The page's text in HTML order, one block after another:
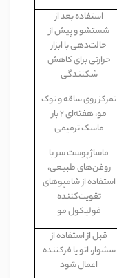
استفاده بعد از
شستشو و پیش از
حالت‌دهی با ابزار
حرارتی برای کاهش
شکنندگی
تمرکز روی ساقه و نوک
مو، هفته‌ای۲بار
ماسک ترمیمی
ماساژ پوست سر با
روغن‌های طبیعی،
استفاده از شامپوهای
تقویت‌کننده
فولیکول مو
قبل از استفاده از
سشوار، اتو یا فرکننده
اعمال شود